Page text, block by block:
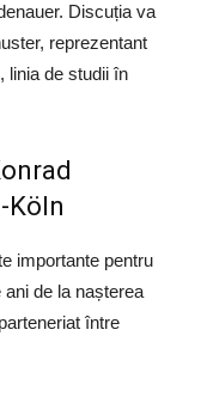
Discuția va
reprezentant
linia de studii în
Köln
importante pentru
ani de la nașterea
între